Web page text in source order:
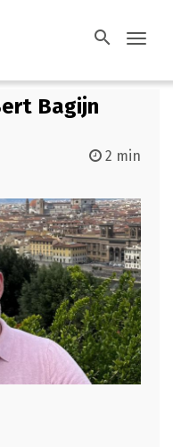
search
Bagijn
2 min